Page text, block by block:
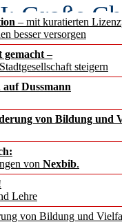
– mit kuratierten
besser versorgen
gemacht –
steigern
Dussmann
von Bildung und
von Nexbib.
Lehre
von Bildung und
Große
–